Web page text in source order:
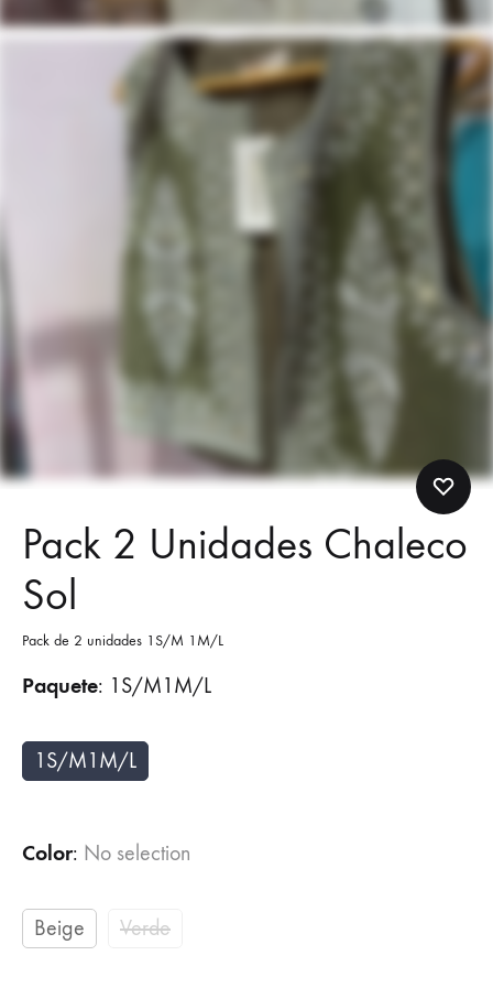
Pack 2 Unidades Chaleco
Sol
Pack de 2 unidades 1S/M 1M/L
Paquete: 1S/M1M/L
1S/M1M/L
Color: No selection
Beige Verde